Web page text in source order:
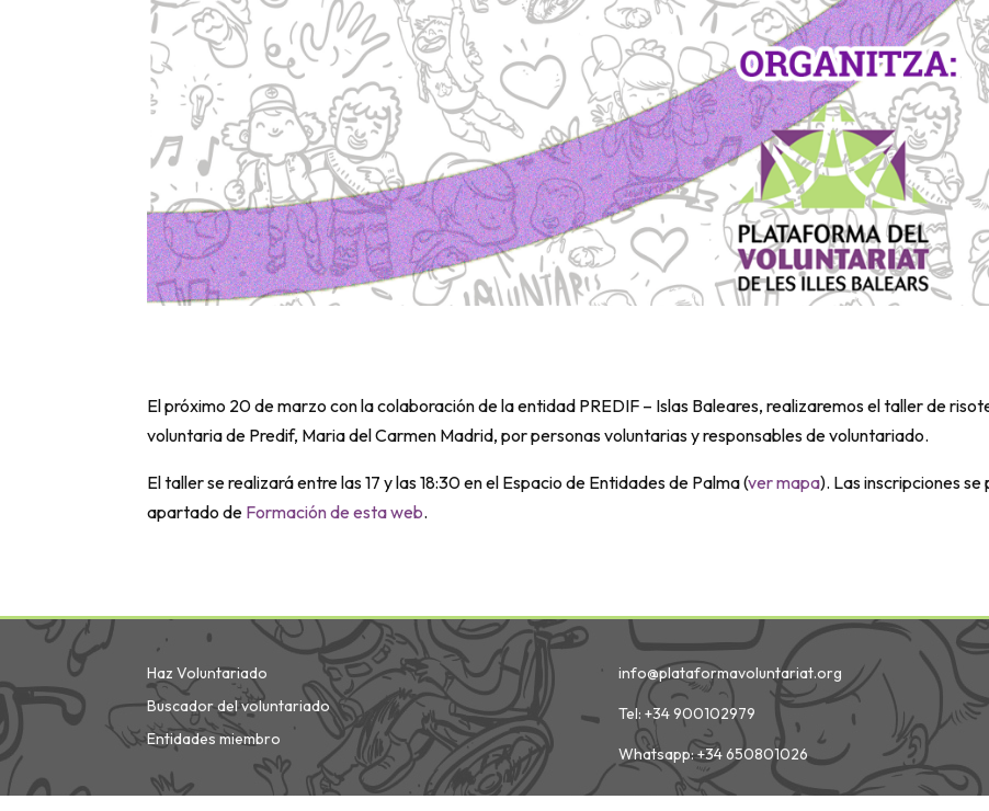
El próximo 20 de marzo con la colaboración de la entidad PREDIF – Islas Baleares, realizaremos el taller de
voluntaria de Predif, Maria del Carmen Madrid, por personas voluntarias y responsables de voluntariado.
El taller se realizará entre las 17 y las 18:30 en el Espacio de Entidades de Palma (ver mapa). Las inscripciones
apartado de Formación de esta web.
Haz Voluntariado
Buscador del voluntariado
Entidades miembro
info@plataformavoluntariat.org
Tel: +34 900102979
Whatsapp: +34 650801026